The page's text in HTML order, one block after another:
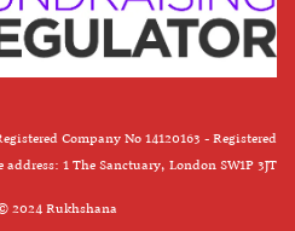
Company No 14120163 - Registered
1 The Sanctuary, London SW1P 3JT
2024 Rukhshana